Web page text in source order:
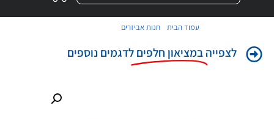
עמוד הבית /חנות אביזרים
לצפייהבמציאון חלפים לדגמים נוספים